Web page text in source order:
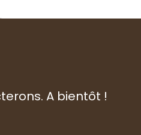
A bientôt !